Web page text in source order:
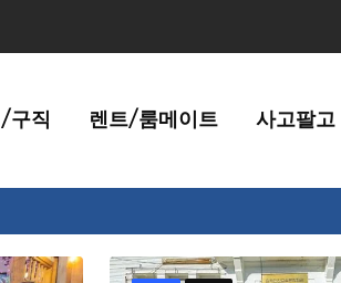
구직 렌트/룸메이트 사고팔고